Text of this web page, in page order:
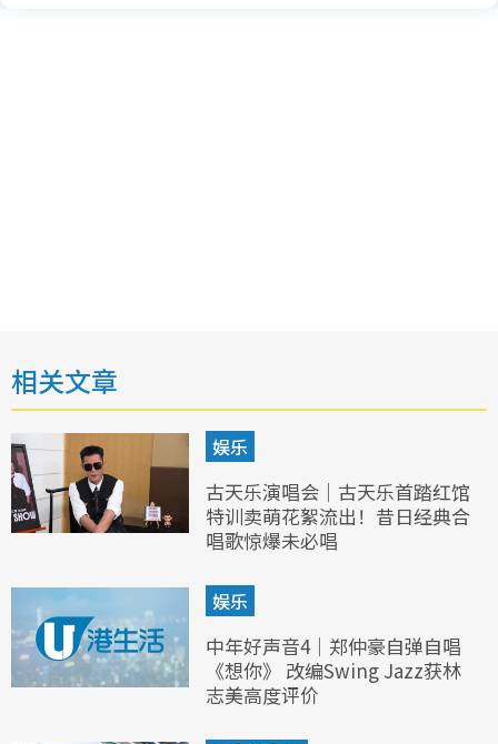
相关文章
娱乐
古天乐演唱会｜古天乐首踏红馆
特训卖萌花絮流出！昔日经典合
唱歌惊爆未必唱
娱乐
中年好声音4｜郑仲豪自弹自唱
《想你》 改编Swing Jazz获林
志美高度评价